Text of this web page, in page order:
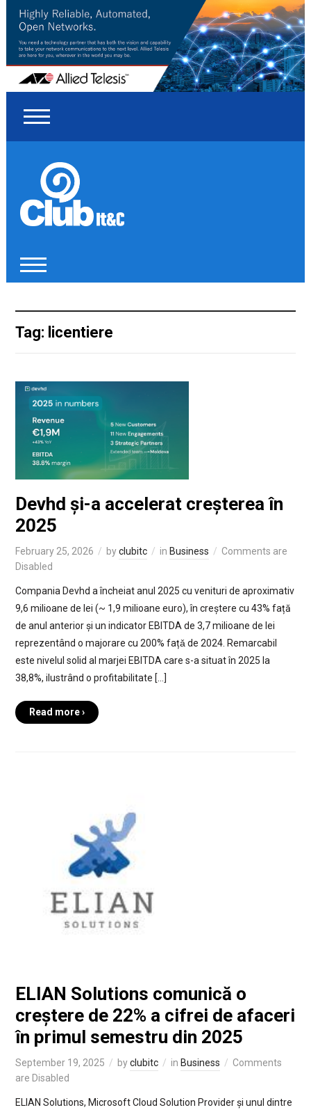
Tag: licentiere
Devhd și-a accelerat creșterea în
2025
February 25, 2026 byclubitc in Business
Comments are
Disabled
Compania Devhd a încheiat anul 2025 cu venituri de aproximativ
9,6 milioane de lei (~ 1,9 milioane euro), în creștere cu 43% față
de anul anterior și un indicator EBITDA de 3,7 milioane de lei
reprezentând o majorare cu 200% fațǎ de 2024. Remarcabil
este nivelul solid al marjei EBITDA care s-a situat în 2025 la
38,8%, ilustrând o profitabilitate […]
Read more ›
ELIAN Solutions comunică o
creștere de 22% a cifrei de afaceri
în primul semestru din 2025
September 19, 2025 byclubitc in Business
Comments
are Disabled
ELIAN Solutions, Microsoft Cloud Solution Provider și unul dintre